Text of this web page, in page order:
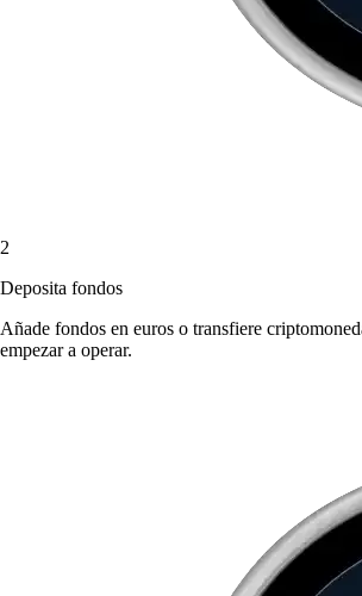
2
Deposita fondos
Añade fondos en euros o transfiere
empezar a operar.